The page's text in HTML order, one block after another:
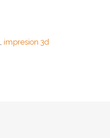
impresion 3d